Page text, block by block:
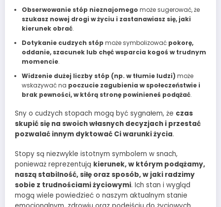
Obserwowanie stóp nieznajomego może sugerować, że
szukasz nowej drogi w życiu i zastanawiasz się, jaki
kierunek obrać.
Dotykanie cudzych stóp może symbolizować pokorę,
oddanie, szacunek lub chęć wsparcia kogoś w trudnym
momencie.
Widzenie dużej liczby stóp (np. w tłumie ludzi) może
wskazywać na poczucie zagubienia w społeczeństwie i
brak pewności, w którą stronę powinieneś podążać.
Sny o cudzych stopach mogą być sygnałem, że czas
skupić się na swoich własnych decyzjach i przestać
pozwalać innym dyktować Ci warunki życia.
Stopy są niezwykle istotnym symbolem w snach,
ponieważ reprezentują kierunek, w którym podążamy,
naszą stabilność, siłę oraz sposób, w jaki radzimy
sobie z trudnościami życiowymi. Ich stan i wygląd
mogą wiele powiedzieć o naszym aktualnym stanie